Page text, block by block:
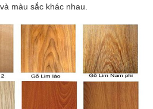
màu sắc khác nhau.